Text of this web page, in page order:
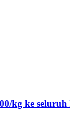
kg ke seluruh